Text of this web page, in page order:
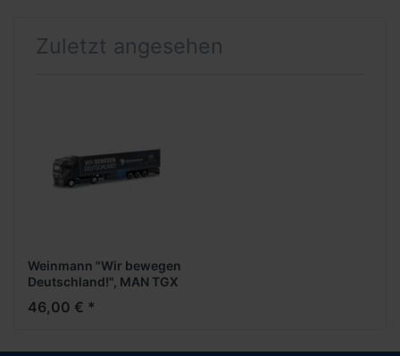
Zuletzt angesehen
Weinmann "Wir bewegen
Deutschland!", MAN TGX
(402051)
46,00 € *